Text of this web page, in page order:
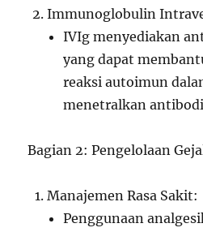
Immunoglobulin
IVIg menyediakan
yang dapat
reaksi autoimun
menetralkan
Bagian 2: Pengelolaan
Manajemen Rasa Sakit:
Penggunaan